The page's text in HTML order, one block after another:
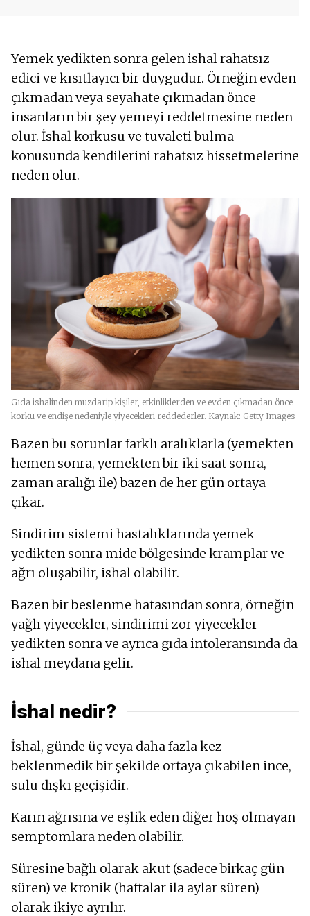
Yemek yedikten sonra gelen ishal rahatsız
edici ve kısıtlayıcı bir duygudur. Örneğin evden
çıkmadan veya seyahate çıkmadan önce
insanların bir şey yemeyi reddetmesine neden
olur. İshal korkusu ve tuvaleti bulma
konusunda kendilerini rahatsız hissetmelerine
neden olur.
Gıda ishalinden muzdarip kişiler, etkinliklerden ve evden çıkmadan önce
korku ve endişe nedeniyle yiyecekleri reddederler. Kaynak: Getty Images
Bazen bu sorunlar farklı aralıklarla (yemekten
hemen sonra, yemekten bir iki saat sonra,
zaman aralığı ile) bazen de her gün ortaya
çıkar.
Sindirim sistemi hastalıklarında yemek
yedikten sonra mide bölgesinde kramplar ve
ağrı oluşabilir, ishal olabilir.
Bazen bir beslenme hatasından sonra, örneğin
yağlı yiyecekler, sindirimi zor yiyecekler
yedikten sonra ve ayrıca gıda intoleransında da
ishal meydana gelir.
İshal nedir?
İshal, günde üç veya daha fazla kez
beklenmedik bir şekilde ortaya çıkabilen ince,
sulu dışkı geçişidir.
Karın ağrısına ve eşlik eden diğer hoş olmayan
semptomlara neden olabilir.
Süresine bağlı olarak akut (sadece birkaç gün
süren) ve kronik (haftalar ila aylar süren)
olarak ikiye ayrılır.